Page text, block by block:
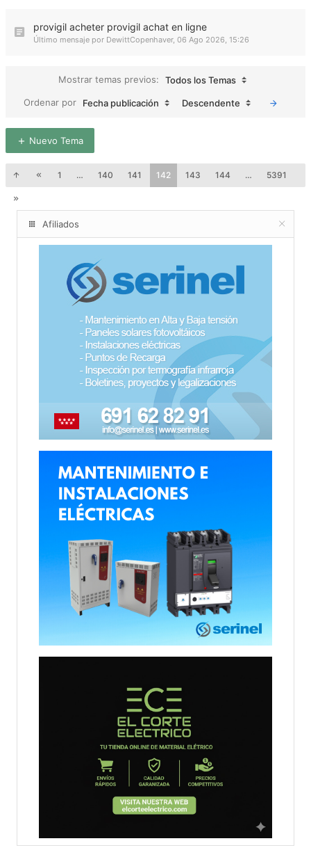
provigil acheter provigil achat en ligne
Último mensaje por DewittCopenhaver, 06 Ago 2026, 15:26
Mostrar temas previos:
Todos los Temas
Ordenar por
Fecha publicación Descendente
Nuevo Tema
1 … 140 141 142 143 144 … 5391
Afiliados